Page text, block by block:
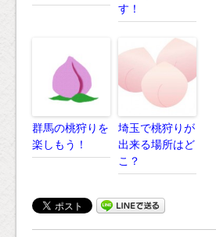
す！
群馬の桃狩りを
楽しもう！
埼玉で桃狩りが
出来る場所はど
こ？